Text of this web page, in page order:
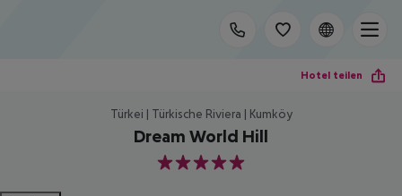
Hotel teilen
Türkei | Türkische Riviera | Kumköy
Dream World Hill
5